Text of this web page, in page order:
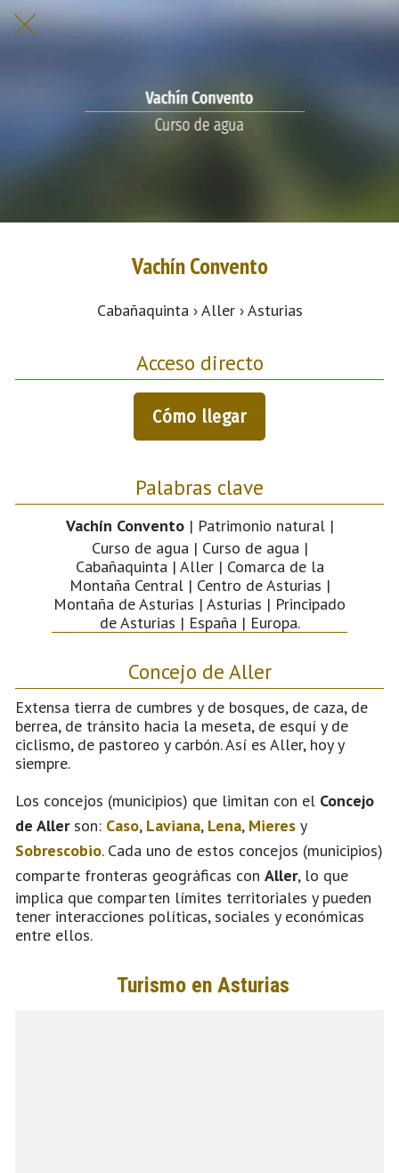
Vachín Convento
Cabañaquinta › Aller › Asturias
Acceso directo
Cómo llegar
Palabras clave
Vachín Convento| Patrimonio natural |
Curso de agua | Curso de agua |
Cabañaquinta | Aller | Comarca de la
Montaña Central | Centro de Asturias |
Montaña de Asturias | Asturias | Principado
de Asturias | España | Europa.
Concejo de Aller
Extensa tierra de cumbres y de bosques, de caza, de
berrea, de tránsito hacia la meseta, de esquí y de
ciclismo, de pastoreo y carbón. Así es Aller, hoy y
siempre.
Los concejos (municipios) que limitan con el Concejo
de Allerson: Caso, Laviana, Lena, Mieres y
Sobrescobio. Cada uno de estos concejos (municipios)
comparte fronteras geográficas con Aller, lo que
implica que comparten límites territoriales y pueden
tener interacciones políticas, sociales y económicas
entre ellos.